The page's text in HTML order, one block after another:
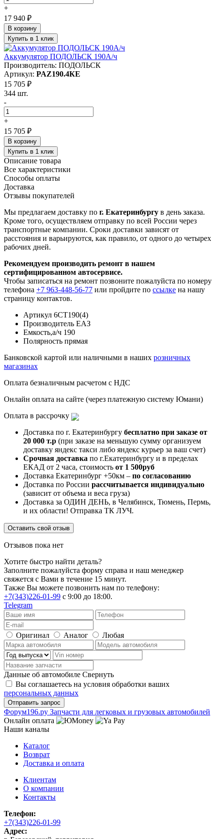
+
17 940 ₽
В корзину
Купить в 1 клик
Аккумулятор ПОДОЛЬСК 190А/ч
Производитель: ПОДОЛЬСК
Артикул: PAZ190.4КЕ
15 705 ₽
344 шт.
-
+
15 705 ₽
В корзину
Купить в 1 клик
Описание товара
Все характеристики
Способы оплаты
Доставка
Отзывы покупателей
Мы предлагаем доставку по г. Екатеринбургу в день заказа.
Кроме того, осуществляем отправку по всей России через
транспортные компании. Сроки доставки зависят от
расстояния и варьируются, как правило, от одного до четырех
рабочих дней.
Рекомендуем производить ремонт в нашем
сертифицированном автосервисе.
Чтобы записаться на ремонт позвоните пожалуйста по номеру
телефона +7 963-448-56-77 или пройдите по ссылке на нашу
страницу контактов.
Артикул 6СТ190(4)
Производитель ЕАЗ
Емкость,а/ч 190
Полярность прямая
Банковской картой или наличными в наших розничных
магазинах
Оплата безналичным расчетом с НДС
Онлайн оплата на сайте (через платежную систему Юмани)
Оплата в рассрочку
Доставка по г. Екатеринбургу бесплатно при заказе от
20 000 т.р (при заказе на меньшую сумму организуем
доставку яндекс такси либо яндекс курьер за ваш счет)
Срочная доставка по г.Екатеринбургу и в пределах
ЕКАД от 2 часа, стоимость от 1 500руб
Доставка Екатеринбург +50км – по согласованию
Доставка по России рассчитывается индивидуально
(зависит от объема и веса груза)
Доставка за ОДИН ДЕНЬ, в Челябинск, Тюмень, Пермь,
и их области! Отправка ТК ЛУЧ.
Оставить свой отзыв
Отзывов пока нет
Хотите быстро найти деталь?
Заполните пожалуйста форму справа и наш менеджер
свяжется с Вами в течение 15 минут.
Также Вы можете позвонить нам по телефону:
+7(343)226-01-99 с 9:00 до 18:00.
Telegram
Оригинал Аналог Любая
Данные об автомобиле Свернуть
Вы соглашаетесь на условия обработки ваших
персональных данных
Фoрум196.ру Запчасти для легковых и грузовых автомобилей
Онлайн оплата
Наши каналы
Каталог
Возврат
Доставка и оплата
Клиентам
О компании
Контакты
Телефон:
+7(343)226-01-99
Адрес: